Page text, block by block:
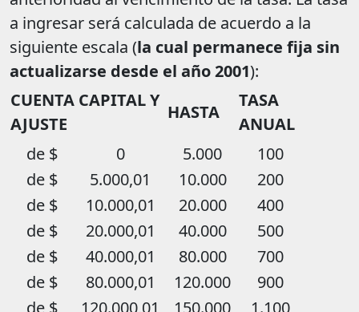
a ingresar será calculada de acuerdo a la
siguiente escala (la cual permanece fija sin
actualizarse desde el año 2001):
CUENTA CAPITAL Y
AJUSTE
HASTA
TASA
ANUAL
de $
0 5.000
100
de $
5.000,01 10.000
200
de $
10.000,01 20.000
400
de $
20.000,01 40.000
500
de $
40.000,01 80.000
700
de $
80.000,01 120.000
900